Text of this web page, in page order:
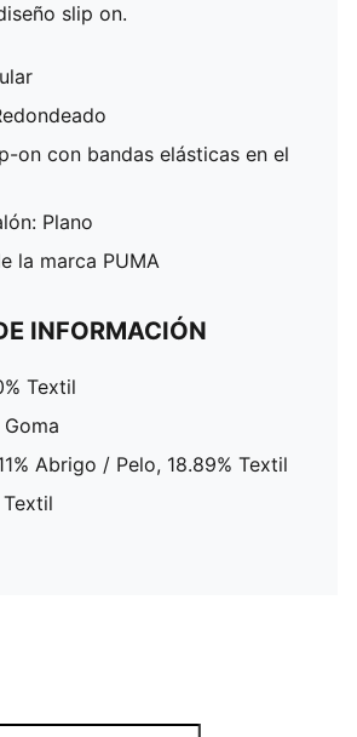
slip on.
on con bandas elásticas en el
Plano
la marca PUMA
INFORMACIÓN
Textil
Goma
Abrigo / Pelo, 18.89% Textil
Textil